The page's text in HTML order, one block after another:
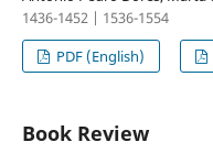
1436-1452 | 1536-1554
PDF (English)
Book Review